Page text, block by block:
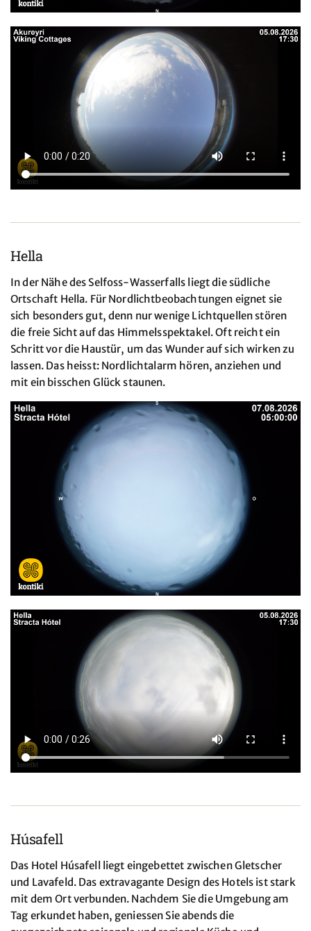
Hella
In der Nähe des Selfoss-Wasserfalls liegt die südliche
Ortschaft Hella. Für Nordlichtbeobachtungen eignet sie
sich besonders gut, denn nur wenige Lichtquellen stören
die freie Sicht auf das Himmelsspektakel. Oft reicht ein
Schritt vor die Haustür, um das Wunder auf sich wirken zu
lassen. Das heisst: Nordlichtalarm hören, anziehen und
mit ein bisschen Glück staunen.
Húsafell
Das Hotel Húsafell liegt eingebettet zwischen Gletscher
und Lavafeld. Das extravagante Design des Hotels ist stark
mit dem Ort verbunden. Nachdem Sie die Umgebung am
Tag erkundet haben, geniessen Sie abends die